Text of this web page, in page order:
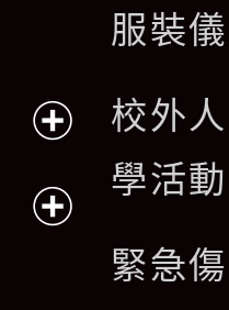
單
選
單
開
服裝
校外
學活
緊急